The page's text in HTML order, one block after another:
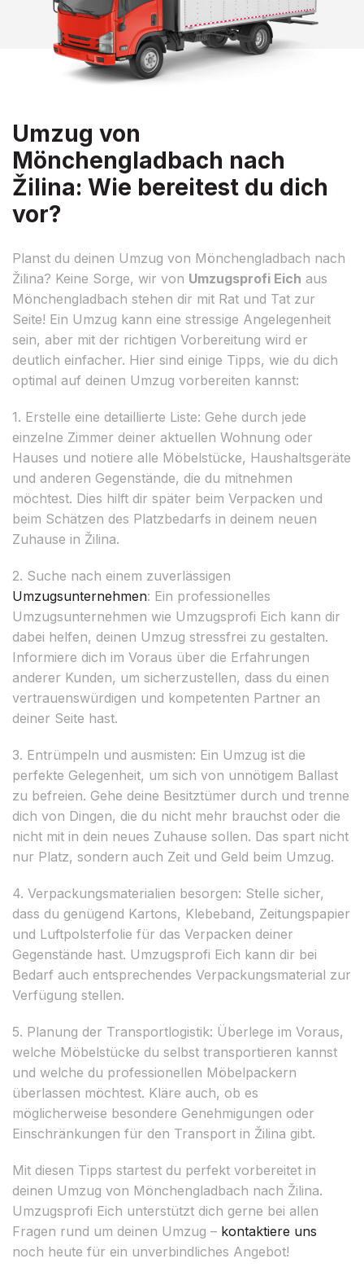
Umzug von
Mönchengladbach nach
Žilina: Wie bereitest du dich
vor?
Planst du deinen Umzug von Mönchengladbach nach
Žilina? Keine Sorge, wir von Umzugsprofi Eich aus
Mönchengladbach stehen dir mit Rat und Tat zur
Seite! Ein Umzug kann eine stressige Angelegenheit
sein, aber mit der richtigen Vorbereitung wird er
deutlich einfacher. Hier sind einige Tipps, wie du dich
optimal auf deinen Umzug vorbereiten kannst:
1. Erstelle eine detaillierte Liste: Gehe durch jede
einzelne Zimmer deiner aktuellen Wohnung oder
Hauses und notiere alle Möbelstücke, Haushaltsgeräte
und anderen Gegenstände, die du mitnehmen
möchtest. Dies hilft dir später beim Verpacken und
beim Schätzen des Platzbedarfs in deinem neuen
Zuhause in Žilina.
2. Suche nach einem zuverlässigen
Umzugsunternehmen: Ein professionelles
Umzugsunternehmen wie Umzugsprofi Eich kann dir
dabei helfen, deinen Umzug stressfrei zu gestalten.
Informiere dich im Voraus über die Erfahrungen
anderer Kunden, um sicherzustellen, dass du einen
vertrauenswürdigen und kompetenten Partner an
deiner Seite hast.
3. Entrümpeln und ausmisten: Ein Umzug ist die
perfekte Gelegenheit, um sich von unnötigem Ballast
zu befreien. Gehe deine Besitztümer durch und trenne
dich von Dingen, die du nicht mehr brauchst oder die
nicht mit in dein neues Zuhause sollen. Das spart nicht
nur Platz, sondern auch Zeit und Geld beim Umzug.
4. Verpackungsmaterialien besorgen: Stelle sicher,
dass du genügend Kartons, Klebeband, Zeitungspapier
und Luftpolsterfolie für das Verpacken deiner
Gegenstände hast. Umzugsprofi Eich kann dir bei
Bedarf auch entsprechendes Verpackungsmaterial zur
Verfügung stellen.
5. Planung der Transportlogistik: Überlege im Voraus,
welche Möbelstücke du selbst transportieren kannst
und welche du professionellen Möbelpackern
überlassen möchtest. Kläre auch, ob es
möglicherweise besondere Genehmigungen oder
Einschränkungen für den Transport in Žilina gibt.
Mit diesen Tipps startest du perfekt vorbereitet in
deinen Umzug von Mönchengladbach nach Žilina.
Umzugsprofi Eich unterstützt dich gerne bei allen
Fragen rund um deinen Umzug – kontaktiere uns
noch heute für ein unverbindliches Angebot!